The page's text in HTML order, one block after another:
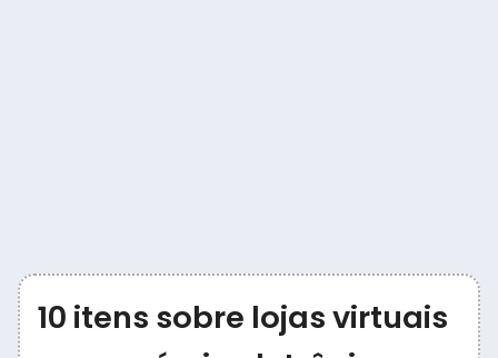
10 itens sobre lojas virtuais